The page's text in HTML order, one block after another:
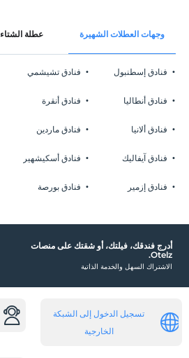
وجهات العطلات الشهيرة عطلة الشتاء
فنادق إسطنبول
فنادق أنطاليا
فنادق ألانيا
فنادق آيفاليك
فنادق إزمير
فنادق تشيشمي
فنادق أنقرة
فنادق ماردين
فنادق أسكيشهير
فنادق بورصة
أدرج فندقك، فيلتك، أو شقتك على منصات
Otelz.
الاشتراك السهل والخدمة الذاتية
تسجيل الدخول إلى الشبكة
الخارجية